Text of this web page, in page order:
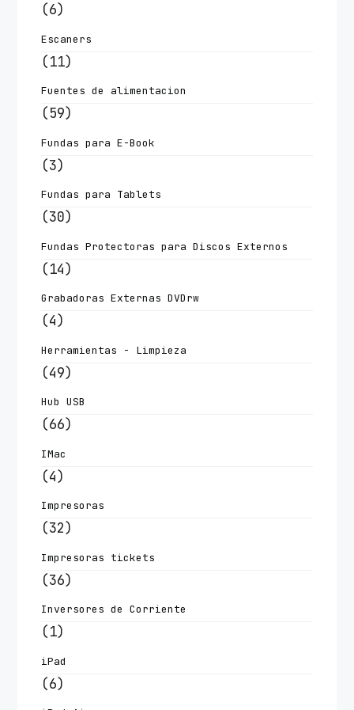
(6)
Escaners
(11)
Fuentes de alimentacion
(59)
Fundas para E-Book
(3)
Fundas para Tablets
(30)
Fundas Protectoras para Discos Externos
(14)
Grabadoras Externas DVDrw
(4)
Herramientas - Limpieza
(49)
Hub USB
(66)
IMac
(4)
Impresoras
(32)
Impresoras tickets
(36)
Inversores de Corriente
(1)
iPad
(6)